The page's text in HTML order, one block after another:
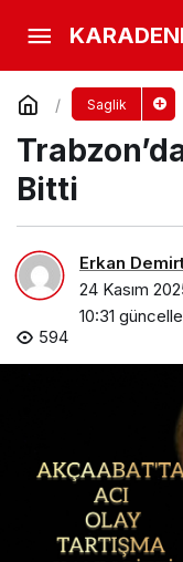
Saglik
Bitti
Erkan
24 Kasım
10:31
594
Yorum Yap